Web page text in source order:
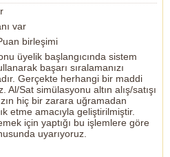
var
birleşimi
üyelik başlangıcında sistem
başarı sıralamanızı
Gerçekte herhangi bir maddi
Sat simülasyonu altın alış/satışı
hiç bir zarara uğramadan
etme amacıyla geliştirilmiştir.
için yaptığı bu işlemlere göre
uyarıyoruz.